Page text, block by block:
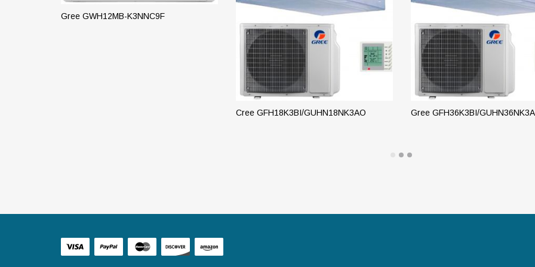
Gree GWH12MB-K3NNC9F
Cree GFH18K3BI/GUHN18NK3AO Gree GFH36K3BI/